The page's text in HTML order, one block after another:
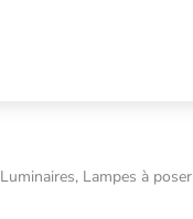
Luminaires, Lampes à poser